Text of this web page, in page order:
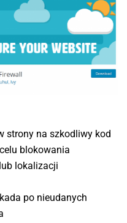
strony na szkodliwy kod
blokowania
lokalizacji
po nieudanych